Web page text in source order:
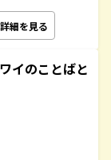
詳細を見る
イのことばと